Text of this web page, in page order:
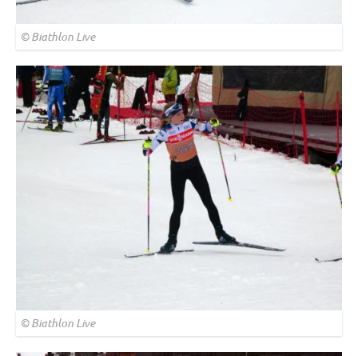
© Biathlon Live
© Biathlon Live